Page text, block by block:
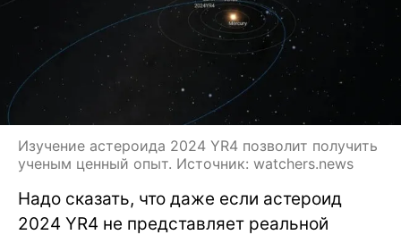
Изучение астероида 2024 YR4 позволит получить
ученым ценный опыт. Источник: watchers.news
Надо сказать, что даже если астероид
2024 YR4 не представляет реальной